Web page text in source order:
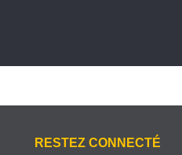
RESTEZ CONNECTÉ